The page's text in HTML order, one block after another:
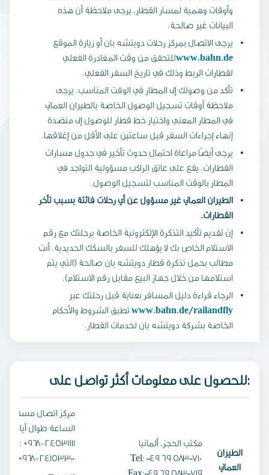
وأوقات وهمية لمسار القطار، يرجى ملاحظة أن هذه
البيانات غير صالحة.
يرجى الاتصال بمركز رحلات دويتشه بان أو زيارة الموقع
www.bahn.deللتحقق من وقت المغادرة الفعلي
لقطارات الربط وذلك في تاريخ السفر الفعلي.
تأكد من وصولك إلى المطار في الوقت المناسب. يرجى
ملاحظة أوقات تسجيل الوصول الخاصة بالطيران العماني
في المطار المعني واختيار خط قطار للوصول إلى منضدة
إنهاء إجراءات السفر قبل ساعتين على الأقل من إغلاقها.
يرجى أيضًا مراعاة احتمال حدوث تأخير في جدول مسارات
القطارات. يقع على عاتق الراكب مسؤولية التواجد في
المطار بالوقت المناسب لتسجيل الوصول.
الطيران العماني غير مسؤول عن أي رحلات فائتة بسبب تأخر
القطارات.
إن تقديم تأكيد التذكرة الإلكترونية الخاصة برحلتك مع رقم
الاستلام الخاص بك لا يؤهلك للسفر بالسكك الحديدية. أنت
مطالب بحمل تذكرة قطار دويتشه بان صالحة (التي يتم
استلامها من خلال جهاز البيع مقابل رقم الاستلام).
الرجاء قراءة دليل المسافر بعناية قبل رحلتك عبر
www.bahn.de/railandflyتطبق الشروط والأحكام
الخاصة بشركة دويتشه بان لخدمات القطار.
للحصول على معلومات أكثر تواصل على:
الطيران
العماني
مكتب الحجز، ألمانيا
Tel: 0049 69 58300710
مركز اتصال مسقط
الساعة طوال أيام
Tel: +968-24531111
Fax:+968-24153300